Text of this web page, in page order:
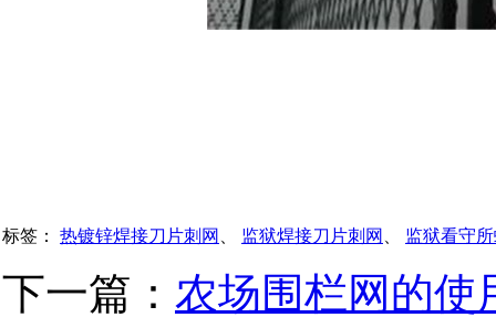
标签： 热镀锌焊接刀片刺网 监狱焊接刀片刺网 监狱看守
下一篇： 农场围栏网的使